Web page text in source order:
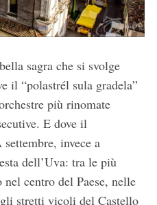
sagra che si svolge
il “polastrél sula gradela”
più rinomate
E dove il
invece a
dell’Uva: tra le più
centro del Paese, nelle
stretti vicoli del Castello